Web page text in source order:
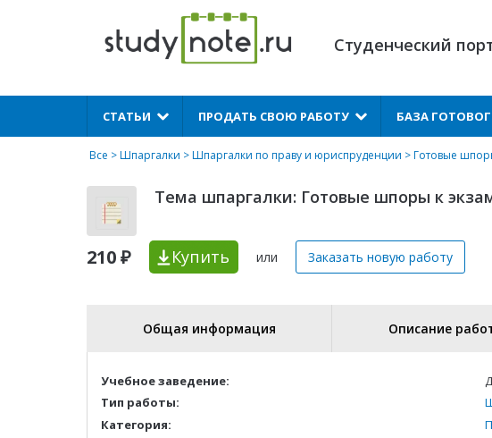
Студенческий
СТАТЬИ ПРОДАТЬ СВОЮ РАБОТУ БАЗА
Все >Шпаргалки >Шпаргалки по праву и юриспруденции > Готовые
Тема шпаргалки: Готовые шпоры к
210 ₽ Купить или Заказать новую работу
Общая информация Описание
Учебное заведение:
Тип работы:
Категория: